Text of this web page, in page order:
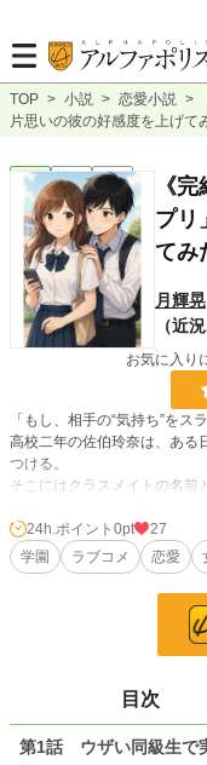
TOP > 小説 > 恋愛小説 >
片思いの彼の好感度を上げて
恋愛 完結 長編
《
プリ
てみ
月輝晃
（近
お気に入り
「もし、相手の“気持ち”をス
高校二年の佐伯玲奈は、ある
つける。
そこにはクラスメイトの名前
しかも、フェーダーを動かす
最初はウザい同級生の好意を
けれど、片思いの彼・湊くん
彼の瞳の奥が、少しずつ……
上げるたびに距離が近づく。
でも、もうフェーダーは灰
ラブコメ×サイコサスペンス×
小説 228,788 位 /
24h.ポイント 0pt
27
学園
ラブコメ 恋愛
目次
第1話 ウザい同級生で